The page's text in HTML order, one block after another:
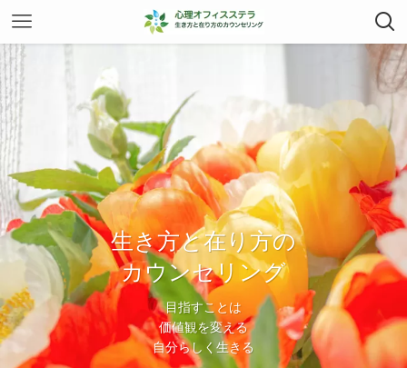
生き方と在り方の
カウンセリング
目指すことは
価値観を変える
自分らしく生きる
生き方と在り方の
カウンセリング
目指すことは
価値観を変える
自分らしく生きる